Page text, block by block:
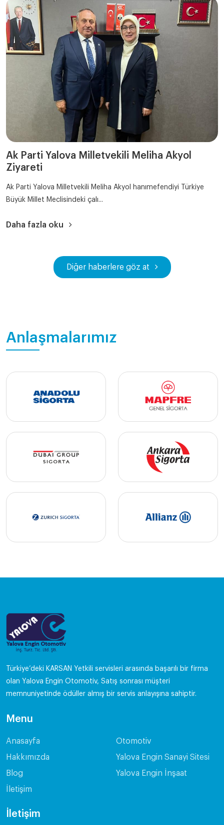
Ak Parti Yalova Milletvekili Meliha Akyol
Ziyareti
Ak Parti Yalova Milletvekili Meliha Akyol hanımefendiyi Türkiye
Büyük Millet Meclisindeki çalı...
Daha fazla oku
Diğer haberlere göz at
Anlaşmalarımız
Türkiye’deki KARSAN Yetkili servisleri arasında başarılı bir firma
olan Yalova Engin Otomotiv, Satış sonrası müşteri
memnuniyetinde ödüller almış bir servis anlayışına sahiptir.
Menu
Anasayfa
Hakkımızda
Blog
İletişim
Otomotiv
Yalova Engin Sanayi Sitesi
Yalova Engin İnşaat
İletişim